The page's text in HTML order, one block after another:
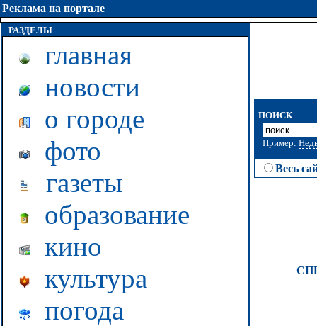
Реклама на портале
РАЗДЕЛЫ
главная
новости
о городе
фото
газеты
образование
кино
культура
погода
ПОИСК
Пример:
Весь